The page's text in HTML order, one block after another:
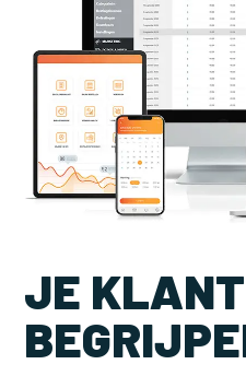
JE